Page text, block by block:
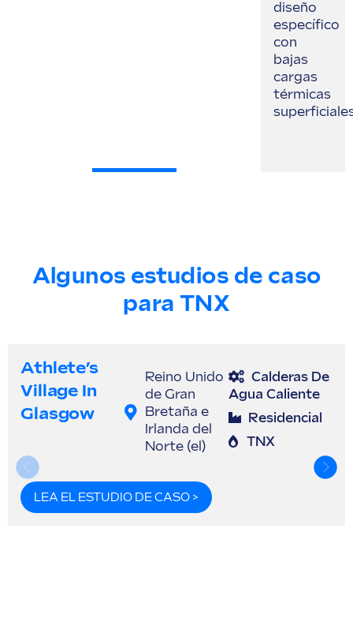
diseño
específico
con
bajas
cargas
térmicas
Algunos estudios de caso
para TNX
Athlete’s
Village In
Glasgow
Reino Unido
de Gran
Bretaña e
Irlanda del
Norte (el)
Calderas De
Agua Caliente
Residencial
TNX
LEA EL ESTUDIO DE CASO >